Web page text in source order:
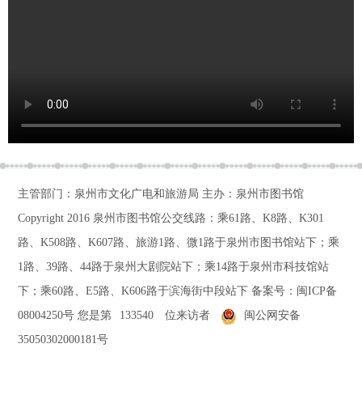
主管部门：泉州市文化广电和旅游局 主办：泉州市图书馆
Copyright 2016 泉州市图书馆公交线路：乘61路、K8路、K301
路、K508路、K607路、旅游1路、微1路于泉州市图书馆站下；乘
1路、39路、44路于泉州大剧院站下；乘14路于泉州市科技馆站
下；乘60路、E5路、K606路于滨海街中段站下备案号： 闽ICP备
08004250号 您是第 133540 位来访者
闽公网安备
35050302000181号